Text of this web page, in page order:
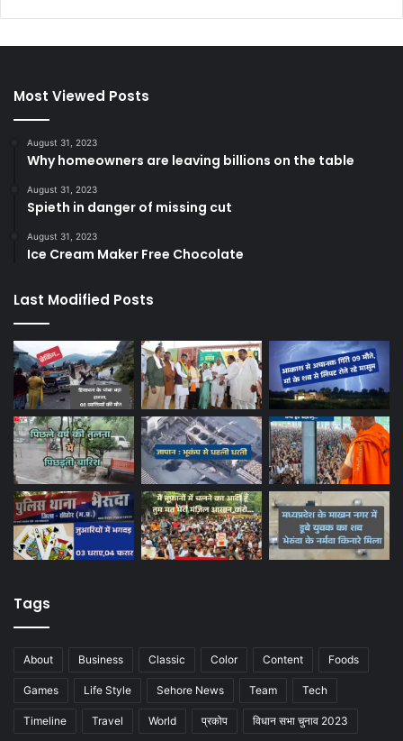
Most Viewed Posts
August 31, 2023
Why homeowners are leaving billions on the table
August 31, 2023
Spieth in danger of missing cut
August 31, 2023
Ice Cream Maker Free Chocolate
Last Modified Posts
Tags
About Business Classic Color Content Foods
Games Life Style Sehore News Team Tech
Timeline Travel World प्रकोप विधान सभा चुनाव 2023